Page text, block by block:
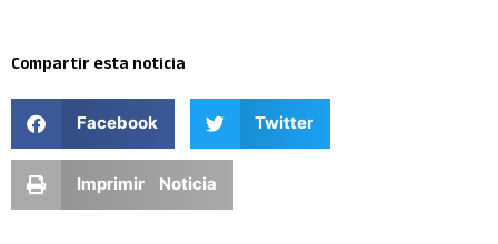
Compartir esta noticia
Facebook Twitter
Imprimir Noticia